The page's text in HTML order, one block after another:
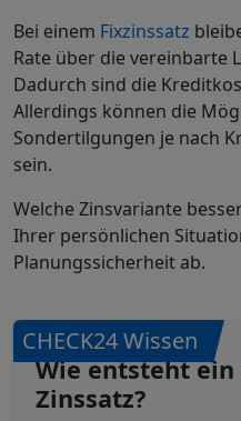
Bei einem Fixzinssatz
Rate über die vereinbarte
Dadurch sind die
Allerdings können die
Sondertilgungen je nach
sein.
Welche Zinsvariante
Ihrer persönlichen
Planungssicherheit ab.
CHECK24 Wissen
Wie entsteht
Zinssatz?